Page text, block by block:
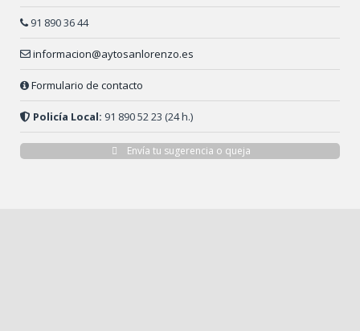
91 890 36 44
informacion@aytosanlorenzo.es
Formulario de contacto
Policía Local: 91 890 52 23 (24 h.)
Envía tu sugerencia o queja